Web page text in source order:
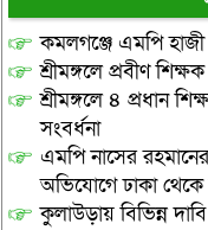
কমলগঞ্জে এমপি হাজী
শ্রীমঙ্গলে প্রবীণ
শ্রীমঙ্গলে ৪ প্রধান
সংবর্ধনা
এমপি নাসের
অভিযোগে ঢাকা থেকে
কুলাউড়ায় বিভিন্ন